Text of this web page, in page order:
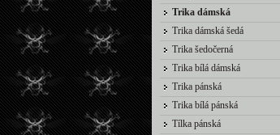
Trika dámská
Trika dámská šedá
Trika šedočerná
Trika bílá dámská
Trika pánská
Trika bílá pánská
Tílka pánská